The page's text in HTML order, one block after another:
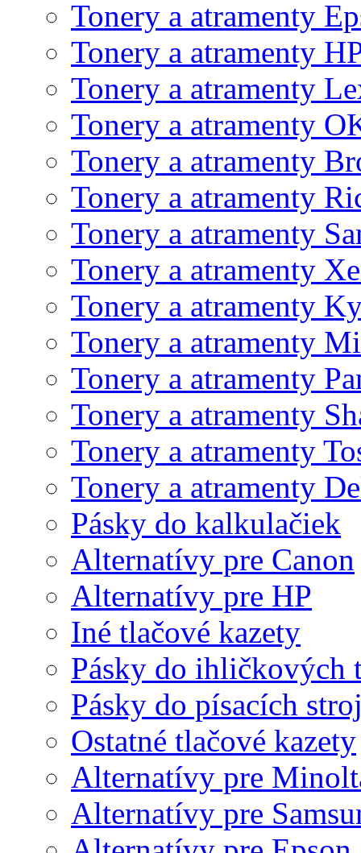
Tonery a atramenty
Tonery a atramenty
Tonery a atramenty
Tonery a atramenty
Tonery a atramenty
Tonery a atramenty
Tonery a atramenty
Tonery a atramenty
Tonery a atramenty
Tonery a atramenty
Tonery a atramenty
Tonery a atramenty
Tonery a atramenty
Tonery a atramenty
Pásky do kalkulačiek
Alternatívy pre Canon
Alternatívy pre HP
Iné tlačové kazety
Pásky do ihličkových
Pásky do písacích
Ostatné tlačové kazety
Alternatívy pre
Alternatívy pre